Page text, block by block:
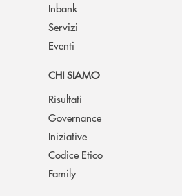
Inbank
Servizi
Eventi
CHI SIAMO
Risultati
Governance
Iniziative
Codice Etico
Family